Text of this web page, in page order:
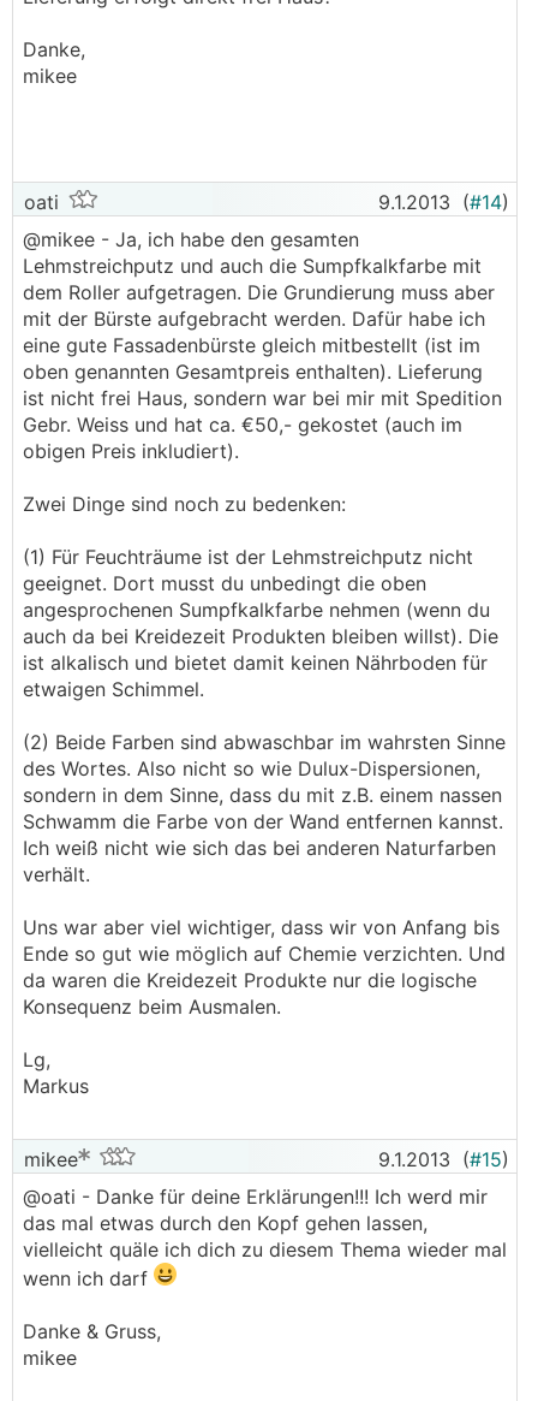
Danke,
mikee
oati 9.1.2013 (#14)
@mikee - Ja, ich habe den gesamten
Lehmstreichputz und auch die Sumpfkalkfarbe mit
dem Roller aufgetragen. Die Grundierung muss aber
mit der Bürste aufgebracht werden. Dafür habe ich
eine gute Fassadenbürste gleich mitbestellt (ist im
oben genannten Gesamtpreis enthalten). Lieferung
ist nicht frei Haus, sondern war bei mir mit Spedition
Gebr. Weiss und hat ca. €50,- gekostet (auch im
obigen Preis inkludiert).
Zwei Dinge sind noch zu bedenken:
(1) Für Feuchträume ist der Lehmstreichputz nicht
geeignet. Dort musst du unbedingt die oben
angesprochenen Sumpfkalkfarbe nehmen (wenn du
auch da bei Kreidezeit Produkten bleiben willst). Die
ist alkalisch und bietet damit keinen Nährboden für
etwaigen Schimmel.
(2) Beide Farben sind abwaschbar im wahrsten Sinne
des Wortes. Also nicht so wie Dulux-Dispersionen,
sondern in dem Sinne, dass du mit z.B. einem nassen
Schwamm die Farbe von der Wand entfernen kannst.
Ich weiß nicht wie sich das bei anderen Naturfarben
verhält.
Uns war aber viel wichtiger, dass wir von Anfang bis
Ende so gut wie möglich auf Chemie verzichten. Und
da waren die Kreidezeit Produkte nur die logische
Konsequenz beim Ausmalen.
Lg,
Markus
mikee 9.1.2013 (#15)
@oati - Danke für deine Erklärungen!!! Ich werd mir
das mal etwas durch den Kopf gehen lassen,
vielleicht quäle ich dich zu diesem Thema wieder mal
wenn ich darf
Danke & Gruss,
mikee